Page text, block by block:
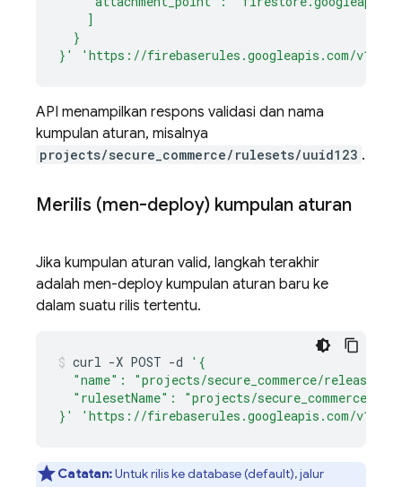
    ]
  }
}'
'https://firebaserules.googleapis.com/v1/
API menampilkan respons validasi dan nama
kumpulan aturan, misalnya
projects/secure_commerce/rulesets/uuid123 .
Merilis (men-deploy) kumpulan aturan
Jika kumpulan aturan valid, langkah terakhir
adalah men-deploy kumpulan aturan baru ke
dalam suatu rilis tertentu.
curl -X POST -d
'{
"name": "projects/secure_commerce/releases/
"rulesetName": "projects/secure_commerce/
}'
'https://firebaserules.googleapis.com/v1/
Catatan:Untuk rilis ke database (default), jalur